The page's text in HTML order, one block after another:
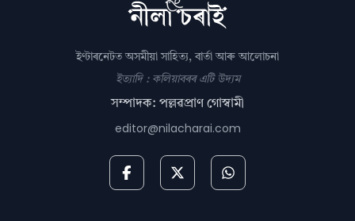
ইণ্টাৰনেটত অসমীয়া সাহিত্য, বাৰ্তা আৰু আলোচনা
ইত্যাদি : কলিয়াবৰৰ এটি উদ্যম
সম্পাদক: পল্লৱপ্ৰাণ গোস্বামী
editor@nilacharai.com